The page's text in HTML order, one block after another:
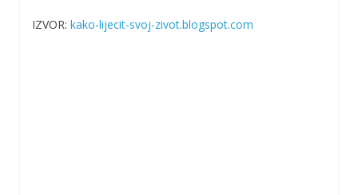
IZVOR: kako-lijecit-svoj-zivot.blogspot.com